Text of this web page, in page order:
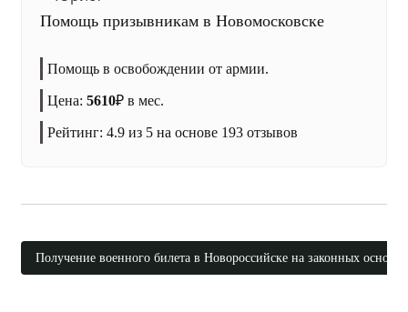
Помощь призывникам в Новомосковске
Помощь в освобождении от армии.
Цена: 5610₽ в мес.
Рейтинг: 4.9 из 5 на основе 193 отзывов
Получение военного билета в Новороссийске на законных